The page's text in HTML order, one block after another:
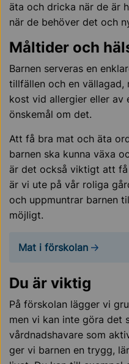
äta och dricka när de är
när de behöver det och
Måltider och
Barnen serveras en
tillfällen och en vällagad,
kost vid allergier eller av
önskemål om det.
Att få bra mat och äta
barnen ska kunna växa
är det också viktigt att
är vi ute på vår roliga
och uppmuntrar barnen
möjligt.
Mat i förskolan
Du är viktig
På förskolan lägger vi
men vi kan inte göra det
vårdnadshavare som
ger vi barnen en trygg,